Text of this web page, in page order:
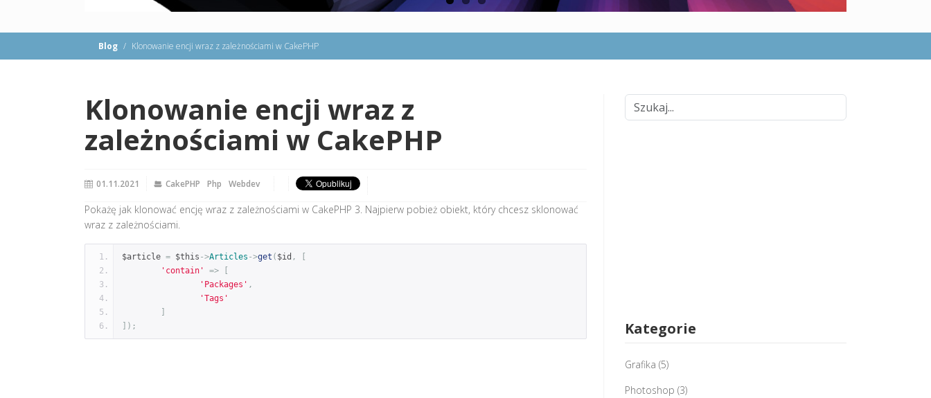
Blog Klonowanie encji wraz z zależnościami w CakePHP
Klonowanie encji wraz z
zależnościami w CakePHP
01.11.2021 CakePHP Php Webdev
Pokażę jak klonować encję wraz z zależnościami w CakePHP 3. Najpierw pobież obiekt, który chcesz sklonować
wraz z zależnościami.
$article = $this ->Articles ->get ( $id ,
[
'contain'
=>
[
'Packages' ,
'Tags'
]
]);
Kategorie
Grafika (5)
Photoshop (3)